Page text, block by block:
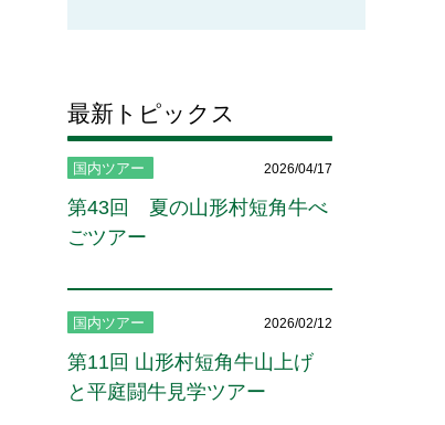
最新トピックス
国内ツアー 2026/04/17
第43回 夏の山形村短角牛べ
ごツアー
国内ツアー 2026/02/12
第11回 山形村短角牛山上げ
と平庭闘牛見学ツアー